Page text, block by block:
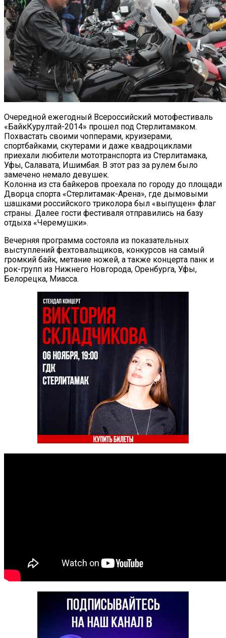
Очередной ежегодный Всероссийский мотофестиваль
«БайкКурултай-2014» прошел под Стерлитамаком.
Похвастать своими чопперами, круизерами,
спортбайками, скутерами и даже квадроциклами
приехали любители мототранспорта из Стерлитамака,
Уфы, Салавата, Ишимбая. В этот раз за рулем было
замечено немало девушек.
Колонна из ста байкеров проехала по городу до площади
Дворца спорта «Стерлитамак-Арена», где дымовыми
шашками российского триколора был «выпущен» флаг
страны. Далее гости фестиваля отправились на базу
отдыха «Черемушки».
Вечерняя программа состояла из показательных
выступлений фехтовальщиков, конкурсов на самый
громкий байк, метание ножей, а также концерта панк и
рок-групп из Нижнего Новгорода, Оренбурга, Уфы,
Белорецка, Миасса.